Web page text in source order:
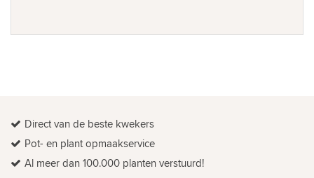
Direct van de beste kwekers
Pot- en plant opmaakservice
Al meer dan 100.000 planten verstuurd!